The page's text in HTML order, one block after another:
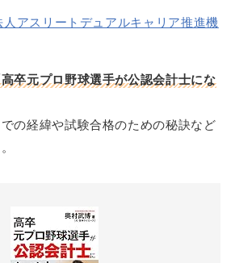
アスリートデュアルキャリア推進機
高卒元プロ野球選手が公認会計士にな
の経緯や試験合格のための秘訣など